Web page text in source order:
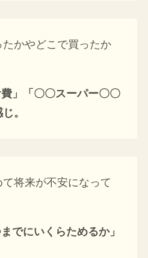
かやどこで買ったか
」「〇〇スーパー〇〇
。
将来が不安になって
でにいくらためるか」